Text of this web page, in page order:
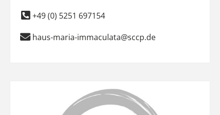
+49 (0) 5251 697154
haus-maria-immaculata@sccp.de